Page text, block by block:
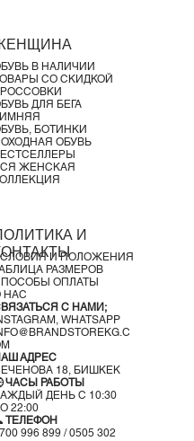
ли вы для себя 740
в проверенный
готовы стать вашими
удары, сочетая
к сжатию
для сцепления и
В НАЛИЧИИ
СО СКИДКОЙ
ДЛЯ БЕГА
БОТИНКИ
ОБУВЬ
ЖЕНСКАЯ
И
И ПОЛОЖЕНИЯ
РАЗМЕРОВ
ОПЛАТЫ
НАС
С НАМИ;
WHATSAPP
АДРЕС
18, БИШКЕК
ЧАСЫ РАБОТЫ
ДЕНЬ С 10:30
22:00
ТЕЛЕФОН
996 899 / 0505 302